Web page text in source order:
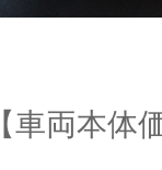
【車両本体